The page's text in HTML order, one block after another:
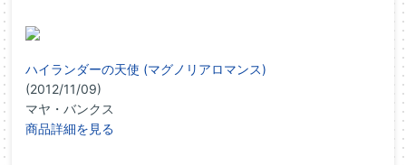
ハイランダーの天使 (マグノリアロマンス)
(2012/11/09)
マヤ・バンクス
商品詳細を見る